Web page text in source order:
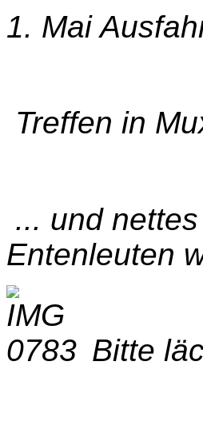
1. Mai
Treffen in
... und
Entenleuten
Bitte